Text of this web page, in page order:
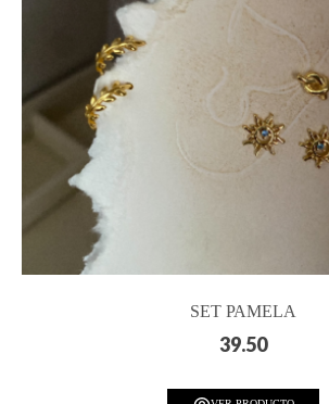
SET PAMELA
39.50